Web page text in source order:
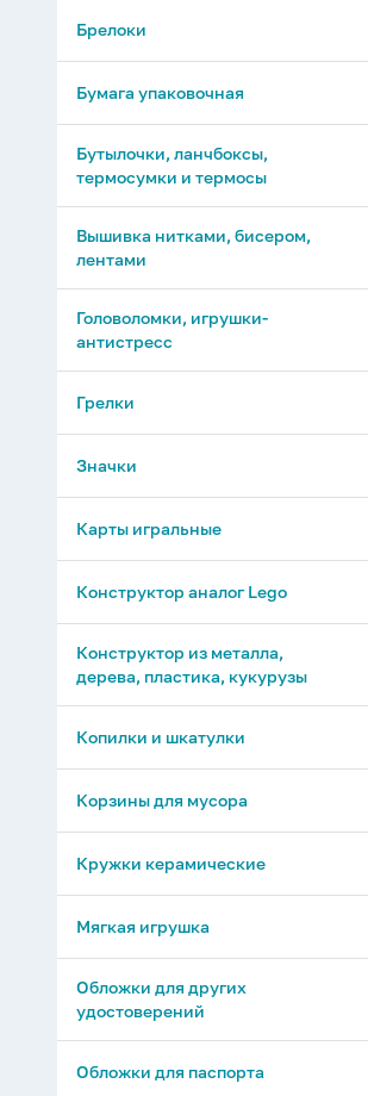
Брелоки
Бумага упаковочная
Бутылочки, ланчбоксы,
термосумки и термосы
Вышивка нитками, бисером,
лентами
Головоломки, игрушки-
антистресс
Грелки
Значки
Карты игральные
Конструктор аналог Lego
Конструктор из металла,
дерева, пластика, кукурузы
Копилки и шкатулки
Корзины для мусора
Кружки керамические
Мягкая игрушка
Обложки для других
удостоверений
Обложки для паспорта